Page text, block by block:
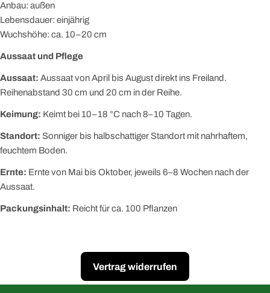
Anbau: außen
Lebensdauer: einjährig
Wuchshöhe: ca. 10–20 cm
Aussaat und Pflege
Aussaat: Aussaat von April bis August direkt ins Freiland.
Reihenabstand 30 cm und 20 cm in der Reihe.
Keimung: Keimt bei 10–18 °C nach 8–10 Tagen.
Standort: Sonniger bis halbschattiger Standort mit nahrhaftem,
feuchtem Boden.
Ernte: Ernte von Mai bis Oktober, jeweils 6–8 Wochen nach der
Aussaat.
Packungsinhalt: Reicht für ca. 100 Pflanzen
Vertrag widerrufen